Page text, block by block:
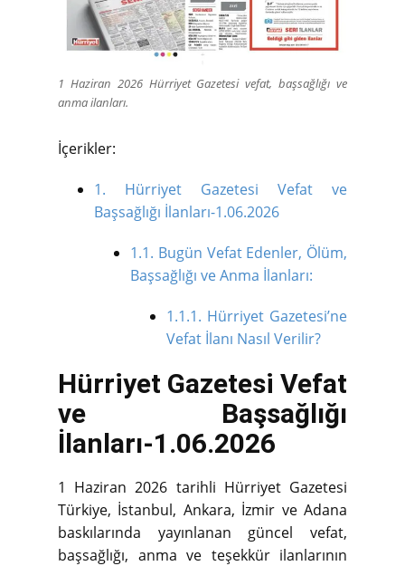
1 Haziran 2026 Hürriyet Gazetesi vefat, başsağlığı ve
anma ilanları.
İçerikler:
1. Hürriyet Gazetesi Vefat ve
Başsağlığı İlanları-1.06.2026
1.1. Bugün Vefat Edenler, Ölüm,
Başsağlığı ve Anma İlanları:
1.1.1. Hürriyet Gazetesi’ne
Vefat İlanı Nasıl Verilir?
Hürriyet Gazetesi Vefat
ve Başsağlığı
İlanları-1.06.2026
1 Haziran 2026 tarihli Hürriyet Gazetesi
Türkiye, İstanbul, Ankara, İzmir ve Adana
baskılarında yayınlanan güncel vefat,
başsağlığı, anma ve teşekkür ilanlarının